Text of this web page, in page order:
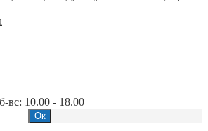
вс: 10.00 - 18.00